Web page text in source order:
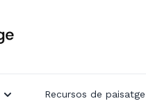
Recursos de paisatge